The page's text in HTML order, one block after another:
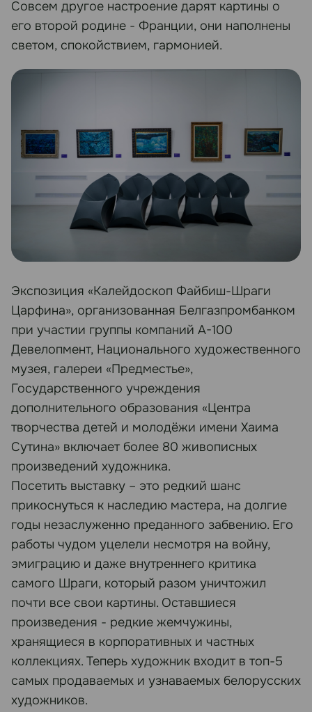
Совсем другое настроение дарят картины о
его второй родине - Франции, они наполнены
светом, спокойствием, гармонией.
Экспозиция «Калейдоскоп Файбиш-Шраги
Царфина», организованная Белгазпромбанком
при участии группы компаний А-100
Девелопмент, Национального художественного
музея, галереи «Предместье»,
Государственного учреждения
дополнительного образования «Центра
творчества детей и молодёжи имени Хаима
Сутина» включает более 80 живописных
произведений художника.
Посетить выставку – это редкий шанс
прикоснуться к наследию мастера, на долгие
годы незаслуженно преданного забвению. Его
работы чудом уцелели несмотря на войну,
эмиграцию и даже внутреннего критика
самого Шраги, который разом уничтожил
почти все свои картины. Оставшиеся
произведения - редкие жемчужины,
хранящиеся в корпоративных и частных
коллекциях. Теперь художник входит в топ-5
самых продаваемых и узнаваемых белорусских
художников.